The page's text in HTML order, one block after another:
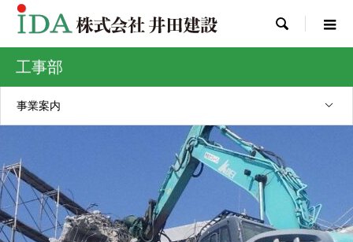

工事部
事業案内